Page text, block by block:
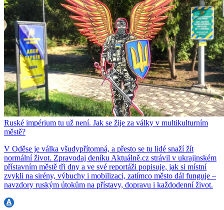
Ruské impérium tu už není. Jak se žije za války v multikulturním
městě?
V Oděse je válka všudypřítomná, a přesto se tu lidé snaží žít
normální život. Zpravodaj deníku Aktuálně.cz strávil v ukrajinském
přístavním městě tři dny a ve své reportáži popisuje, jak si místní
zvykli na sirény, výbuchy i mobilizaci, zatímco město dál funguje –
navzdory ruským útokům na přístavy, dopravu i každodenní život.